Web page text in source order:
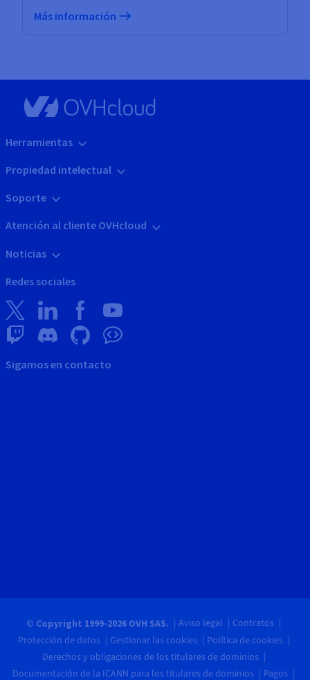
Más información
Herramientas
Propiedad intelectual
Soporte
Atención al cliente OVHcloud
Noticias
Redes sociales
Sigamos en contacto
© Copyright 1999-2026 OVH SAS. Aviso legal
Contratos
Protección de datos
Gestionar las cookies
Política de cookies
Derechos y obligaciones de los titulares de dominios
Documentación de la ICANN para los titulares de dominios
Pagos